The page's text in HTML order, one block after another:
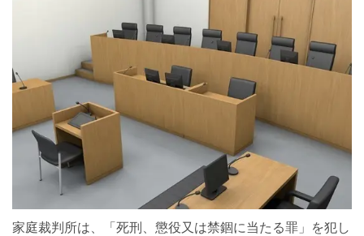
家庭裁判所は、「死刑、懲役又は禁錮に当たる罪」を犯し